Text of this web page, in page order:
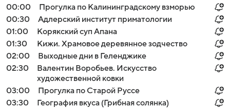
00:00
Прогулка по Калининградскому взморью
00:30
Адлерский институт приматологии
01:00
Корякский суп Апана
01:30
Кижи. Храмовое деревянное зодчество
02:00
Выходные дни в Геленджике
02:30
Валентин Воробьев. Искусство
художественной ковки
03:00
Прогулка по Старой Руссе
03:30
География вкуса (Грибная солянка)